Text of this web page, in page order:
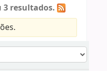
3 resultados.